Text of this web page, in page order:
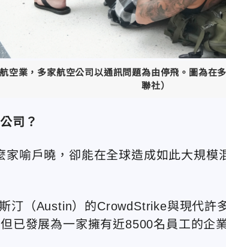
空業，多家航空公司以通訊問題為由停飛。圖為在
聯社）
司？
家喻戶曉，卻能在全球造成如此大規模
汀（Austin）的CrowdStrike與現代許
已發展為一家擁有近8500名員工的企